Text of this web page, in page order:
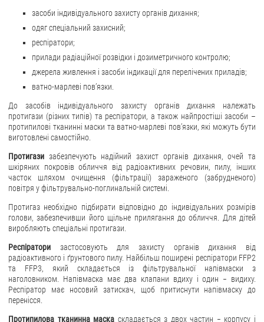
засоби індивідуального захисту органів дихання;
одяг спеціальний захисний;
респіратори;
прилади радіаційної розвідки і дозиметричного контролю;
джерела живлення і засоби індикації для перелічених приладів;
ватно-марлеві пов’язки.
До засобів індивідуального захисту органів дихання належать
протигази (різних типів) та респіратори, а також найпростіші засоби –
протипилові тканинні маски та ватно-марлеві пов’язки, які можуть бути
виготовлені самостійно.
Протигази забезпечують надійний захист органів дихання, очей та
шкіряних покровів обличчя від радіоактивних речовин, пилу, інших
часток шляхом очищення (фільтрації) зараженого (забрудненого)
повітря у фільтрувально-поглинальній системі.
Протигаз необхідно підбирати відповідно до індивідуальних розмірів
голови, забезпечивши його щільне прилягання до обличчя. Для дітей
виробляють спеціальні протигази.
Респіратори застосовують для захисту органів дихання від
радіоактивного і ґрунтового пилу. Найбільш поширені респіратори FFP2
та FFP3, який складається із фільтрувальної напівмаски з
наголовником. Напівмаска має два клапани вдиху і один − видиху.
Респіратор має носовий затискач, щоб притиснути напівмаску до
перенісся.
Протипилова тканинна маска складається з двох частин − корпусу і